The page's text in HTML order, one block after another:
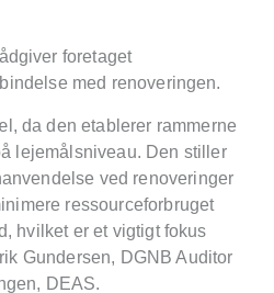
foretaget
med renoveringen.
da den etablerer rammerne
lejemålsniveau. Den stiller
ved renoveringer
ressourceforbruget
hvilket er et vigtigt fokus
Gundersen, DGNB Auditor
DEAS.